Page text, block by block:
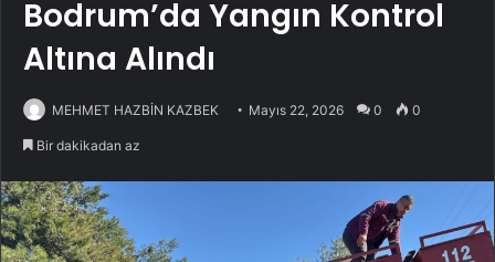
Bodrum’da Yangın Kontrol
Altına Alındı
MEHMET HAZBİN KAZBEK Mayıs 22, 2026 0 0
Bir dakikadan az